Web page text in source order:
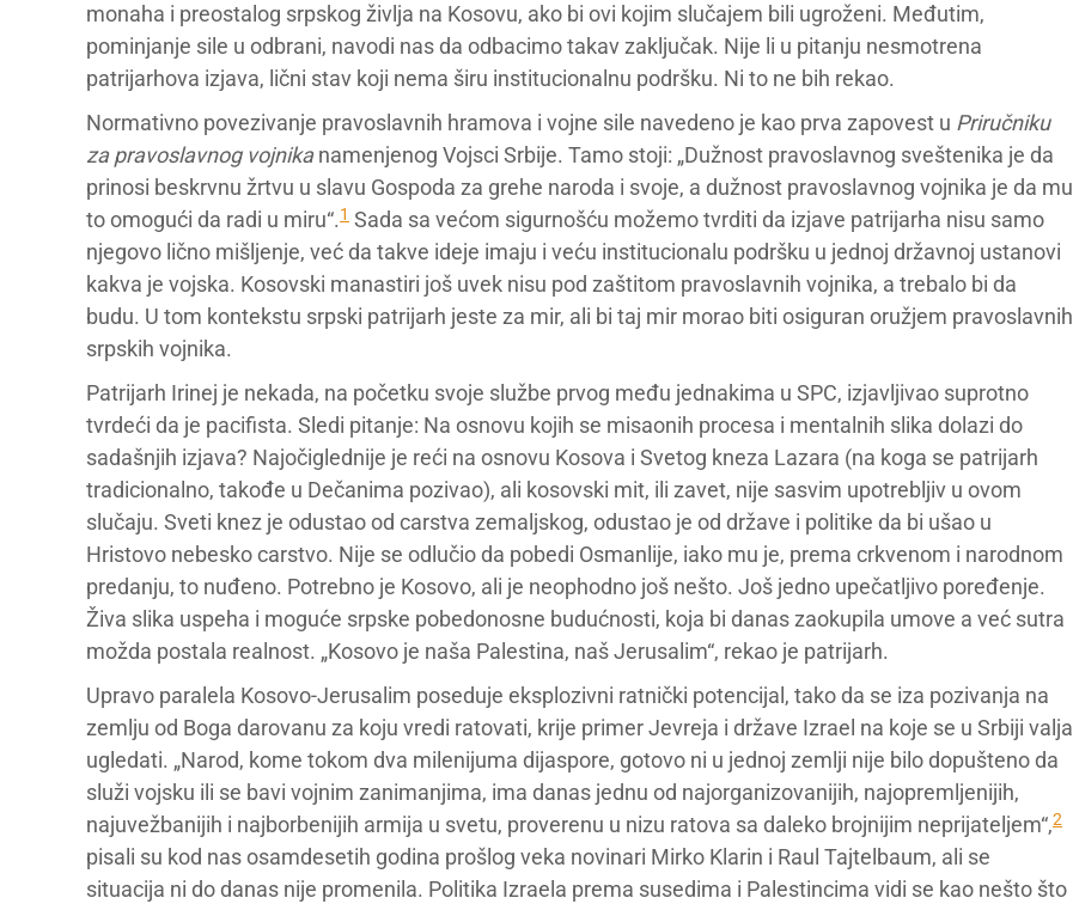
monaha i preostalog srpskog življa na Kosovu, ako bi ovi kojim slučajem bili ugroženi. Međutim,
pominjanje sile u odbrani, navodi nas da odbacimo takav zaključak. Nije li u pitanju nesmotrena
patrijarhova izjava, lični stav koji nema širu institucionalnu podršku. Ni to ne bih rekao.
Normativno povezivanje pravoslavnih hramova i vojne sile navedeno je kao prva zapovest u Priručniku
za pravoslavnog vojnikanamenjenog Vojsci Srbije. Tamo stoji: „Dužnost pravoslavnog sveštenika je da
prinosi beskrvnu žrtvu u slavu Gospoda za grehe naroda i svoje, a dužnost pravoslavnog vojnika je da mu
to omogući da radi u miru“.1 Sada sa većom sigurnošću možemo tvrditi da izjave patrijarha nisu samo
njegovo lično mišljenje, već da takve ideje imaju i veću institucionalu podršku u jednoj državnoj ustanovi
kakva je vojska. Kosovski manastiri još uvek nisu pod zaštitom pravoslavnih vojnika, a trebalo bi da
budu. U tom kontekstu srpski patrijarh jeste za mir, ali bi taj mir morao biti osiguran oružjem pravoslavnih
srpskih vojnika.
Patrijarh Irinej je nekada, na početku svoje službe prvog među jednakima u SPC, izjavljivao suprotno
tvrdeći da je pacifista. Sledi pitanje: Na osnovu kojih se misaonih procesa i mentalnih slika dolazi do
sadašnjih izjava? Najočiglednije je reći na osnovu Kosova i Svetog kneza Lazara (na koga se patrijarh
tradicionalno, takođe u Dečanima pozivao), ali kosovski mit, ili zavet, nije sasvim upotrebljiv u ovom
slučaju. Sveti knez je odustao od carstva zemaljskog, odustao je od države i politike da bi ušao u
Hristovo nebesko carstvo. Nije se odlučio da pobedi Osmanlije, iako mu je, prema crkvenom i narodnom
predanju, to nuđeno. Potrebno je Kosovo, ali je neophodno još nešto. Još jedno upečatljivo poređenje.
Živa slika uspeha i moguće srpske pobedonosne budućnosti, koja bi danas zaokupila umove a već sutra
možda postala realnost. „Kosovo je naša Palestina, naš Jerusalim“, rekao je patrijarh.
Upravo paralela Kosovo-Jerusalim poseduje eksplozivni ratnički potencijal, tako da se iza pozivanja na
zemlju od Boga darovanu za koju vredi ratovati, krije primer Jevreja i države Izrael na koje se u Srbiji valja
ugledati. „Narod, kome tokom dva milenijuma dijaspore, gotovo ni u jednoj zemlji nije bilo dopušteno da
služi vojsku ili se bavi vojnim zanimanjima, ima danas jednu od najorganizovanijih, najopremljenijih,
najuvežbanijih i najborbenijih armija u svetu, proverenu u nizu ratova sa daleko brojnijim neprijateljem“,2
pisali su kod nas osamdesetih godina prošlog veka novinari Mirko Klarin i Raul Tajtelbaum, ali se
situacija ni do danas nije promenila. Politika Izraela prema susedima i Palestincima vidi se kao nešto što